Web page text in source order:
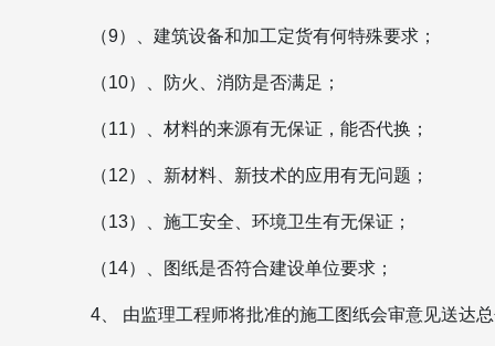
（9）、建筑设备和加工定货有何特殊要求；
（10）、防火、消防是否满足；
（11）、材料的来源有无保证，能否代换；
（12）、新材料、新技术的应用有无问题；
（13）、施工安全、环境卫生有无保证；
（14）、图纸是否符合建设单位要求；
4、 由监理工程师将批准的施工图纸会审意见送达